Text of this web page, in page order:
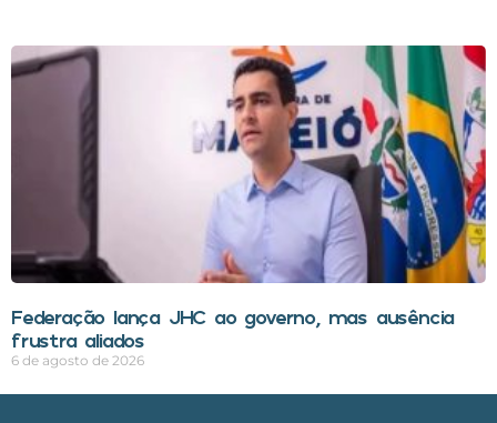
Federação lança JHC ao governo, mas ausência
frustra aliados
6 de agosto de 2026